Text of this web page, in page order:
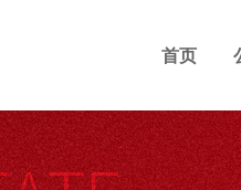
首页